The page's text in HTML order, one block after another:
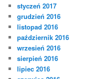
styczeń 2017
grudzień 2016
listopad 2016
październik 2016
wrzesień 2016
sierpień 2016
lipiec 2016